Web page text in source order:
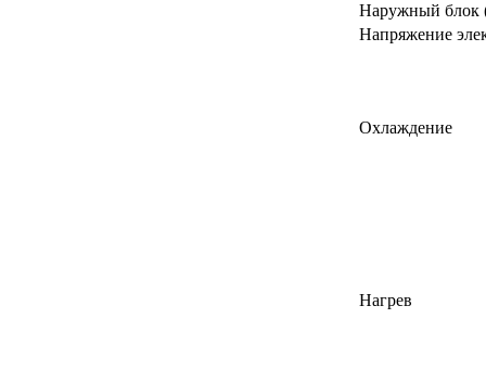
Наружный блок
Напряжение
Охлаждение
Нагрев